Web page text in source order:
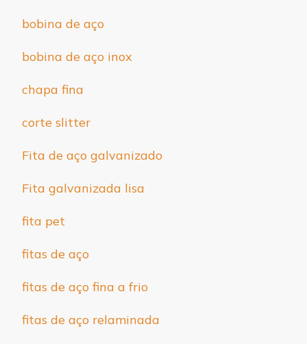
bobina de aço
bobina de aço inox
chapa fina
corte slitter
Fita de aço galvanizado
Fita galvanizada lisa
fita pet
fitas de aço
fitas de aço fina a frio
fitas de aço relaminada